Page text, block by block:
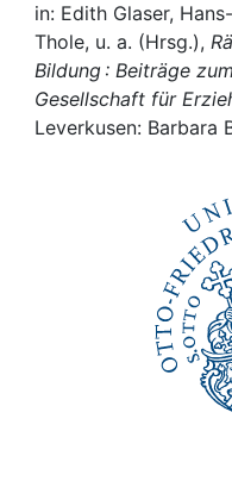
Help
in: Edith Glaser,
Thole, u. a. (Hrsg.),
Bildung : Beiträge
Gesellschaft für
Leverkusen: Barbara